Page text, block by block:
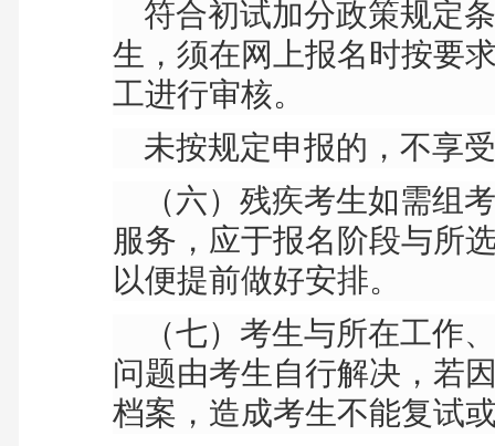
符合初试加分政策规定
生，须在网上报名时按要
工进行审核。
未按规定申报的，不享
（六）残疾考生如需组
服务，应于报名阶段与所
以便提前做好安排。
（七）考生与所在工作
问题由考生自行解决，若
档案，造成考生不能复试